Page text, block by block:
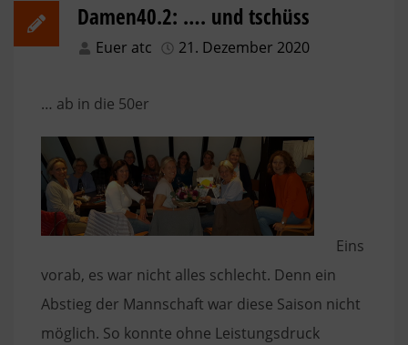
Damen40.2: …. und tschüss
Euer atc 21. Dezember 2020
… ab in die 50er
Eins
vorab, es war nicht alles schlecht. Denn ein
Abstieg der Mannschaft war diese Saison nicht
möglich. So konnte ohne Leistungsdruck